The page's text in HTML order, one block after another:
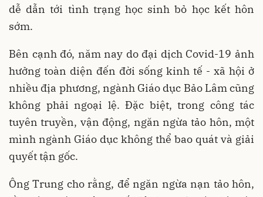
dễ dẫn tới tình trạng học sinh bỏ học kết hôn
sớm.
Bên cạnh đó, năm nay do đại dịch Covid-19 ảnh
hưởng toàn diện đến đời sống kinh tế - xã hội ở
nhiều địa phương, ngành Giáo dục Bảo Lâm cũng
không phải ngoại lệ. Đặc biệt, trong công tác
tuyên truyền, vận động, ngăn ngừa tảo hôn, một
mình ngành Giáo dục không thể bao quát và giải
quyết tận gốc.
Ông Trung cho rằng, để ngăn ngừa nạn tảo hôn,